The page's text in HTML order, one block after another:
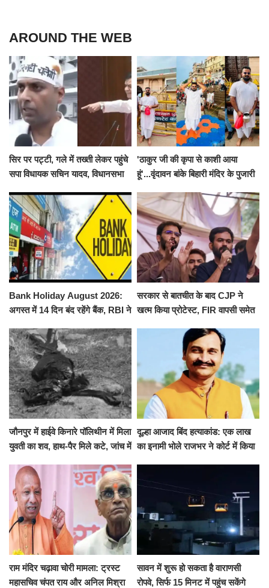
AROUND THE WEB
सिर पर पट्टी, गले में तख्ती लेकर पहुंचे
सपा विधायक सचिन यादव, विधानसभा
निलंबित
'ठाकुर जी की कृपा से काशी आया
हूं'...वृंदावन बांके बिहारी मंदिर के पुजारी
जलाभिषेक
Bank Holiday August 2026:
अगस्त में 14 दिन बंद रहेंगे बैंक, RBI ने
सरकार से बातचीत के बाद CJP ने
खत्म किया प्रोटेस्ट, FIR वापसी समेत
जौनपुर में हाईवे किनारे पॉलिथीन में मिला
युवती का शव, हाथ-पैर मिले कटे, जांच में
दूल्हा आजाद बिंद हत्याकांड: एक लाख
का इनामी भोले राजभर ने कोर्ट में किया
राम मंदिर चढ़ावा चोरी मामला: ट्रस्ट
महासचिव चंपत राय और अनिल मिश्रा
सावन में शुरू हो सकता है वाराणसी
रोपवे, सिर्फ 15 मिनट में पहुंच सकेंगे